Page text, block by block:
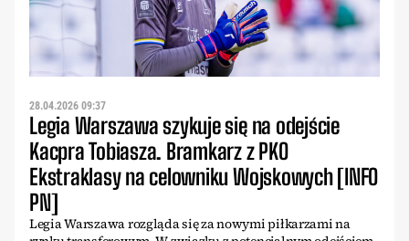
28.04.2026 09:37
Legia Warszawa szykuje się na odejście
Kacpra Tobiasza. Bramkarz z PKO
Ekstraklasy na celowniku Wojskowych [INFO
PN]
Legia Warszawa rozgląda się za nowymi piłkarzami na